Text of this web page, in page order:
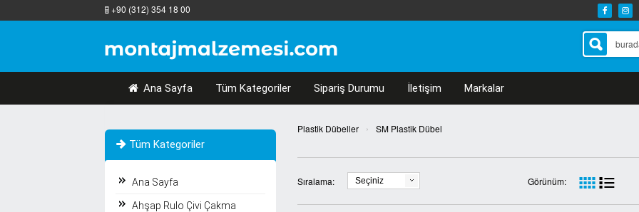
+90 (312) 354 18 00
Ana Sayfa Tüm Kategoriler Sipariş Durumu İletişim Markalar
Plastik Dübeller › SM Plastik Dübel
Sıralama: Seçiniz Görünüm:
Tüm Kategoriler
Ana Sayfa
Ahşap Rulo Çivi Çakma